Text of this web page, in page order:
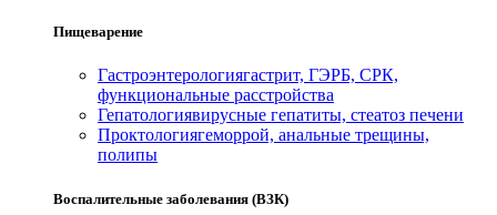
Пищеварение
Гастроэнтерологиягастрит, ГЭРБ, СРК,
функциональные расстройства
Гепатологиявирусные гепатиты, стеатоз печени
Проктологиягеморрой, анальные трещины,
полипы
Воспалительные заболевания (ВЗК)